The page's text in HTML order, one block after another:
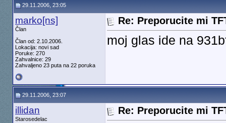
29.11.2006, 23:05
marko[ns]
Član
Član od: 2.10.2006.
Lokacija: novi sad
Poruke: 270
Zahvalnice: 29
Zahvaljeno 23 puta na 22 poruka
Re: Preporucite mi
moj glas ide na
29.11.2006, 23:07
illidan
Starosedelac
Re: Preporucite mi